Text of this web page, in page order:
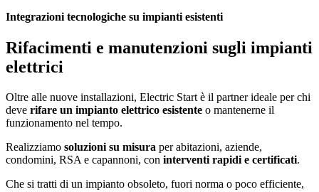
Integrazioni tecnologiche su impianti esistenti
Rifacimenti e manutenzioni sugli impianti
elettrici
Oltre alle nuove installazioni, Electric Start è il partner ideale per chi
deve rifare un impianto elettrico esistente o mantenerne il
funzionamento nel tempo.
Realizziamo soluzioni su misura per abitazioni, aziende,
condomini, RSA e capannoni, con interventi rapidi e certificati.
Che si tratti di un impianto obsoleto, fuori norma o poco efficiente,